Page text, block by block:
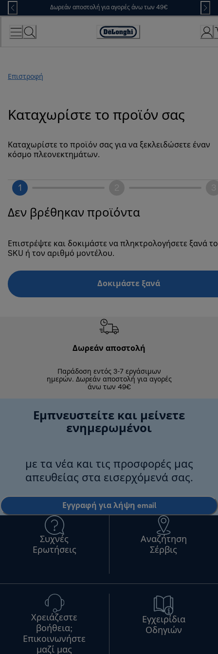
Skip
to
Content
Δωρεάν αποστολή για αγορές άνω των 49€
Accessibility
Επιστροφή
Καταχωρίστε το προϊόν σας
Καταχωρίστε το προϊόν σας για να ξεκλειδώσετε έναν
κόσμο πλεονεκτημάτων.
1
Δεν βρέθηκαν προϊόντα
Επιστρέψτε και δοκιμάστε να πληκτρολογήσετε ξανά το
SKU ή τον αριθμό μοντέλου.
Δοκιμάστε ξανά
Δωρεάν αποστολή
Παράδοση εντός 3-7 εργάσιμων
ημερών. Δωρεάν αποστολή για αγορές
άνω των 49€
Εμπνευστείτε και μείνετε
ενημερωμένοι
με τα νέα και τις προσφορές μας
απευθείας στα εισερχόμενά σας.
Εγγραφή για λήψη email
Συχνές
Ερωτήσεις
Αναζήτηση
Σέρβις
Χρειάζεστε
βοήθεια;
Επικοινωνήστε
μαζί μας
Εγχειρίδια
Οδηγιών